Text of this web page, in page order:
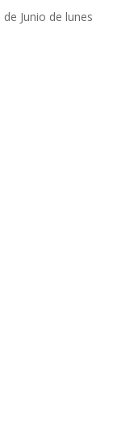
Junio de lunes